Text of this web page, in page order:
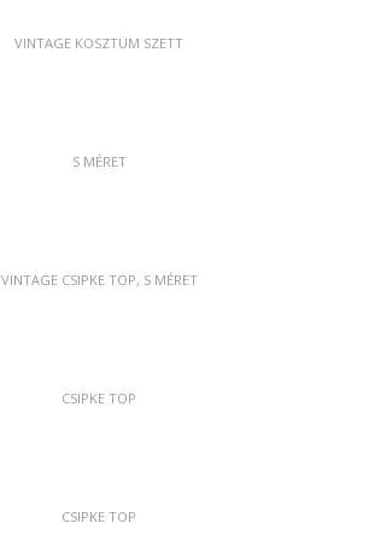
VINTAGE KOSZTÜM SZETT
S MÉRET
VINTAGE CSIPKE TOP, S MÉRET
CSIPKE TOP
CSIPKE TOP